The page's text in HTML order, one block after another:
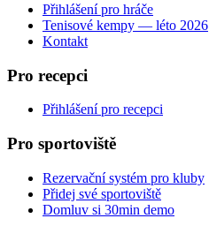
Přihlášení pro hráče
Tenisové kempy — léto 2026
Kontakt
Pro recepci
Přihlášení pro recepci
Pro sportoviště
Rezervační systém pro kluby
Přidej své sportoviště
Domluv si 30min demo